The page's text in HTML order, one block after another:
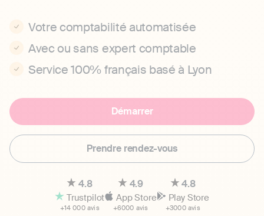
Votre comptabilité automatisée
Avec ou sans expert comptable
Service 100% français basé à Lyon
Démarrer
Prendre rendez-vous
4.8
Trustpilot
+14 000 avis
4.9
App Store
+6000 avis
4.8
Play Store
+3000 avis